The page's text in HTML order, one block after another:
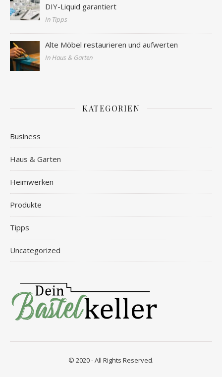
DIY-Liquid garantiert
In Tipps
Alte Möbel restaurieren und aufwerten
In Haus & Garten
KATEGORIEN
Business
Haus & Garten
Heimwerken
Produkte
Tipps
Uncategorized
© 2020 - All Rights Reserved.